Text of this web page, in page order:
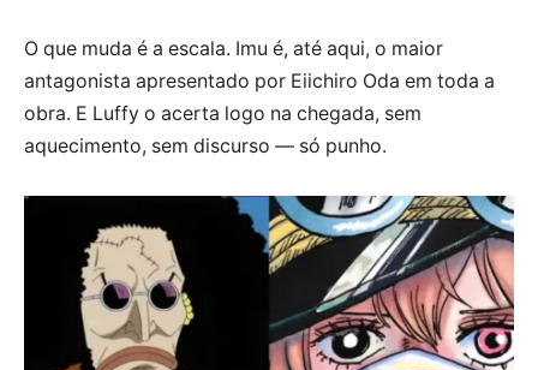
O que muda é a escala. Imu é, até aqui, o maior
antagonista apresentado por Eiichiro Oda em toda a
obra. E Luffy o acerta logo na chegada, sem
aquecimento, sem discurso — só punho.